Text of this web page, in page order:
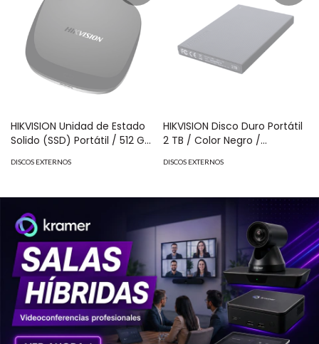
HIKVISION Unidad de Estado
Solido (SSD) Portátil / 512 GB
ESSD-T100I/512G
DISCOS EXTERNOS
HIKVISION Disco Duro Portátil
2 TB / Color Negro /
MOD: HS-EHDD-T30/2T/BK
DISCOS EXTERNOS